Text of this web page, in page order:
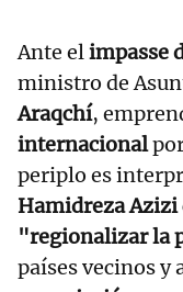
Ante elimpasse
ministro de
Araqchí,
internacional
periplo es
Hamidreza Azizi
"regionalizar la
países vecinos y